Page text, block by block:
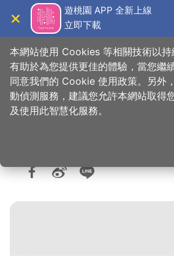
主
遊桃園 APP 全新上線
立即下載
首頁 > 購好物 > 購物快搜
巧工坊 幸福手
本網站使用 Cookies 等相關技術以
有助於為您提供更佳的體驗，當您繼
同意我們的 Cookie 使用政策。另外
動偵測服務，建議您允許本網站取得
及使用此智慧化服務。